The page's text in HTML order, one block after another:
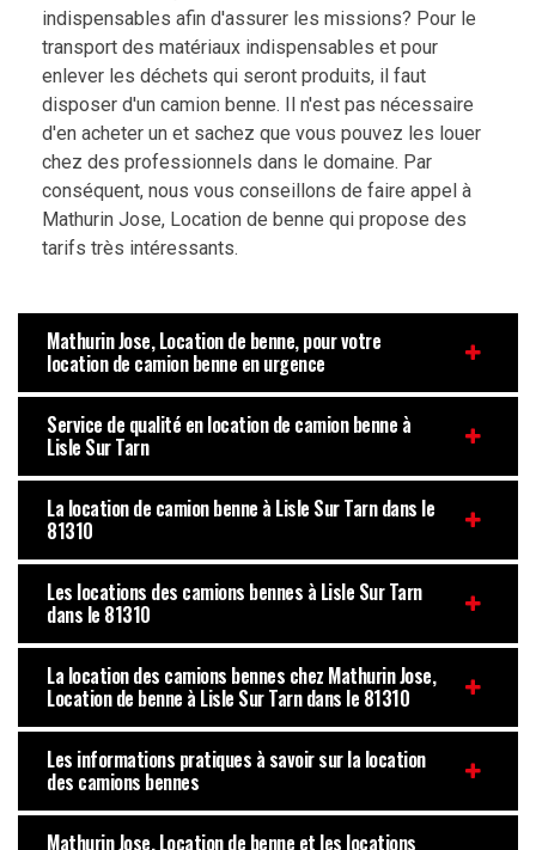
indispensables afin d'assurer les missions? Pour le
transport des matériaux indispensables et pour
enlever les déchets qui seront produits, il faut
disposer d'un camion benne. Il n'est pas nécessaire
d'en acheter un et sachez que vous pouvez les louer
chez des professionnels dans le domaine. Par
conséquent, nous vous conseillons de faire appel à
Mathurin Jose, Location de benne qui propose des
tarifs très intéressants.
Mathurin Jose, Location de benne, pour votre
location de camion benne en urgence
Service de qualité en location de camion benne à
Lisle Sur Tarn
La location de camion benne à Lisle Sur Tarn dans le
81310
Les locations des camions bennes à Lisle Sur Tarn
dans le 81310
La location des camions bennes chez Mathurin Jose,
Location de benne à Lisle Sur Tarn dans le 81310
Les informations pratiques à savoir sur la location
des camions bennes
Mathurin Jose, Location de benne et les locations